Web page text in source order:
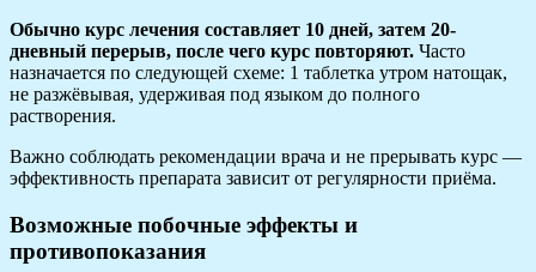
Обычно курс лечения составляет 10 дней, затем 20-
дневный перерыв, после чего курс повторяют. Часто
назначается по следующей схеме: 1 таблетка утром натощак,
не разжёвывая, удерживая под языком до полного
растворения.
Важно соблюдать рекомендации врача и не прерывать курс —
эффективность препарата зависит от регулярности приёма.
Возможные побочные эффекты и
противопоказания